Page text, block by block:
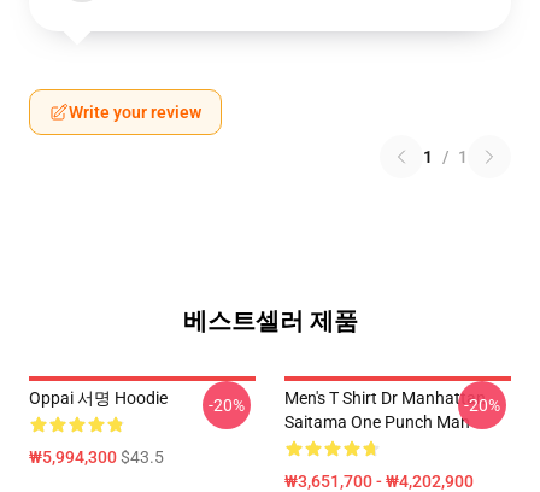
Write your review
1 / 1
베스트셀러 제품
Oppai 서명 Hoodie
₩5,994,300$43.5
-20%
Men's T Shirt Dr Manhattan
Saitama One Punch Man
₩3,651,700 - ₩4,202,900
-20%